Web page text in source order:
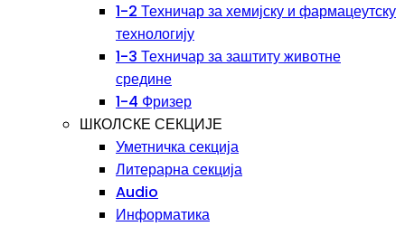
1-2 Техничар за хемијску и фармацеутску
технологију
1-3 Техничар за заштиту животне
средине
1-4 Фризер
ШКОЛСКЕ СЕКЦИЈЕ
Уметничка секција
Литерарна секција
Audio
Информатика